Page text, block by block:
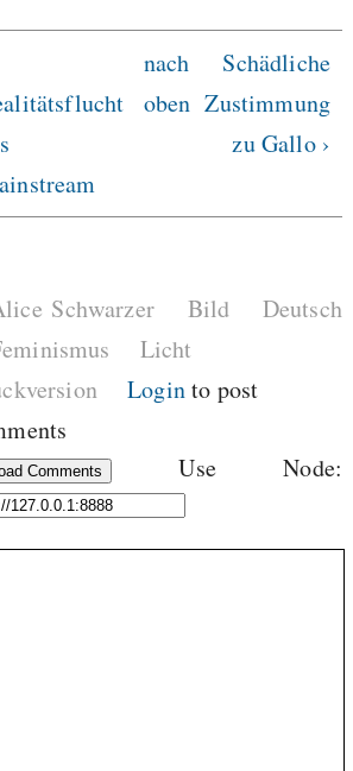
nach
oben
Schädliche
Zustimmung
zu Gallo ›
Schwarzer Bild
Deutsch
Licht
Loginto post
Comments Use Node:
programming to
EU sovereignty
West Germany
64% für
der Vermögenssteuer